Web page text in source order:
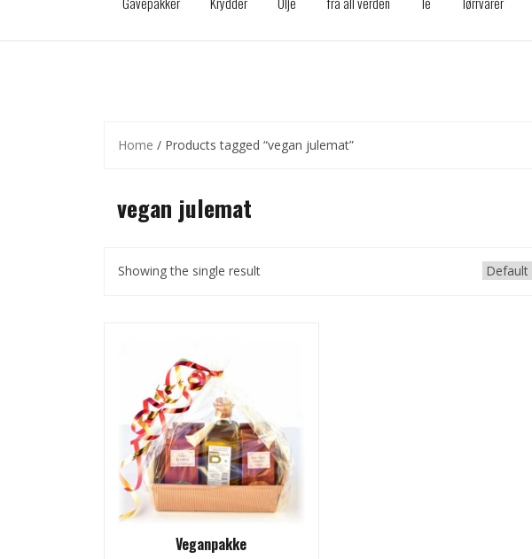
Home / Products tagged “vegan julemat”
vegan julemat
Showing the single result
Veganpakke